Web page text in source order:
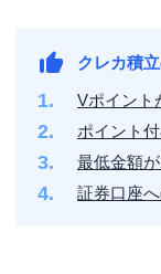
クレカ積
Vポイント
ポイント
最低金額
証券口座